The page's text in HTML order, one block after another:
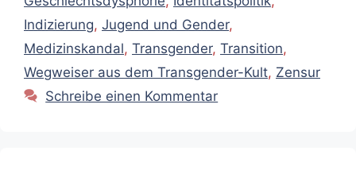
Indizierung, Jugend und Gender,
Medizinskandal, Transgender, Transition,
Wegweiser aus dem Transgender-Kult, Zensur
Schreibe einen Kommentar